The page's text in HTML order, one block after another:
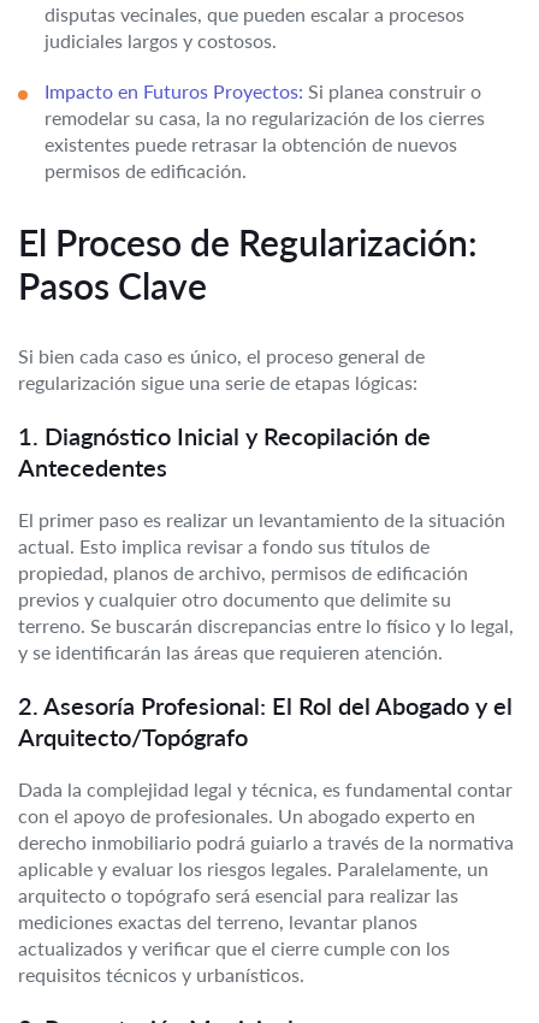
disputas vecinales, que pueden escalar a procesos
judiciales largos y costosos.
Impacto en Futuros Proyectos: Si planea construir o
remodelar su casa, la no regularización de los cierres
existentes puede retrasar la obtención de nuevos
permisos de edificación.
El Proceso de Regularización:
Pasos Clave
Si bien cada caso es único, el proceso general de
regularización sigue una serie de etapas lógicas:
1. Diagnóstico Inicial y Recopilación de
Antecedentes
El primer paso es realizar un levantamiento de la situación
actual. Esto implica revisar a fondo sus títulos de
propiedad, planos de archivo, permisos de edificación
previos y cualquier otro documento que delimite su
terreno. Se buscarán discrepancias entre lo físico y lo legal,
y se identificarán las áreas que requieren atención.
2. Asesoría Profesional: El Rol del Abogado y el
Arquitecto/Topógrafo
Dada la complejidad legal y técnica, es fundamental contar
con el apoyo de profesionales. Un abogado experto en
derecho inmobiliario podrá guiarlo a través de la normativa
aplicable y evaluar los riesgos legales. Paralelamente, un
arquitecto o topógrafo será esencial para realizar las
mediciones exactas del terreno, levantar planos
actualizados y verificar que el cierre cumple con los
requisitos técnicos y urbanísticos.